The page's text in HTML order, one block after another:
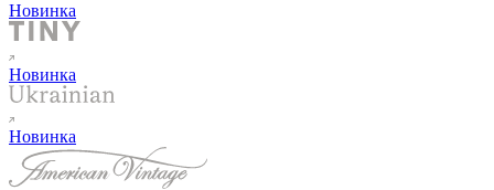
Новинка
Новинка
Новинка